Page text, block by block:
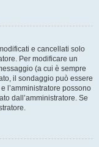
e cancellati solo
Per modificare un
(a cui è sempre
il sondaggio può essere
l’amministratore possono
dall’amministratore. Se